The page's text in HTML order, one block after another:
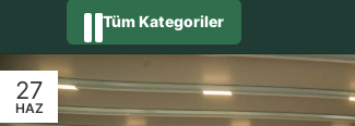
Tüm Kategoriler
27
HAZ